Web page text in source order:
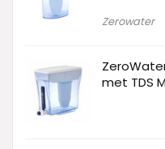
Zerowater
met TDS